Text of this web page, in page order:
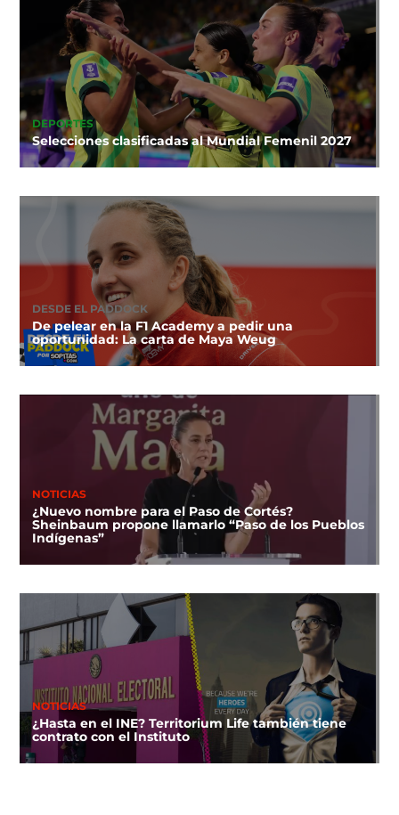
DEPORTES
Selecciones clasificadas al Mundial Femenil 2027
DESDE EL PADDOCK
De pelear en la F1 Academy a pedir una
oportunidad: La carta de Maya Weug
NOTICIAS
¿Nuevo nombre para el Paso de Cortés?
Sheinbaum propone llamarlo “Paso de los Pueblos
Indígenas”
NOTICIAS
¿Hasta en el INE? Territorium Life también tiene
contrato con el Instituto